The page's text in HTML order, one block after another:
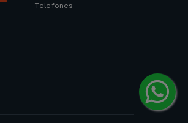
Telefones